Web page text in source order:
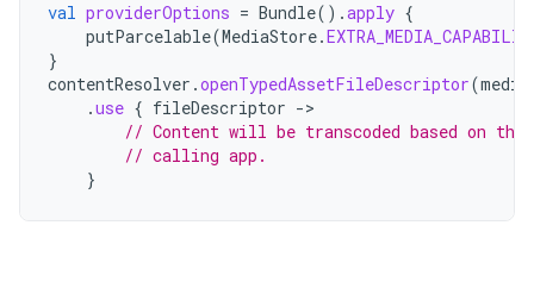
val providerOptions = Bundle().apply {
putParcelable(MediaStore.
}
contentResolver .openTypedAssetFileDescriptor(
.use { fileDescriptor ->
// Content will be transcoded based on
// calling app.
}